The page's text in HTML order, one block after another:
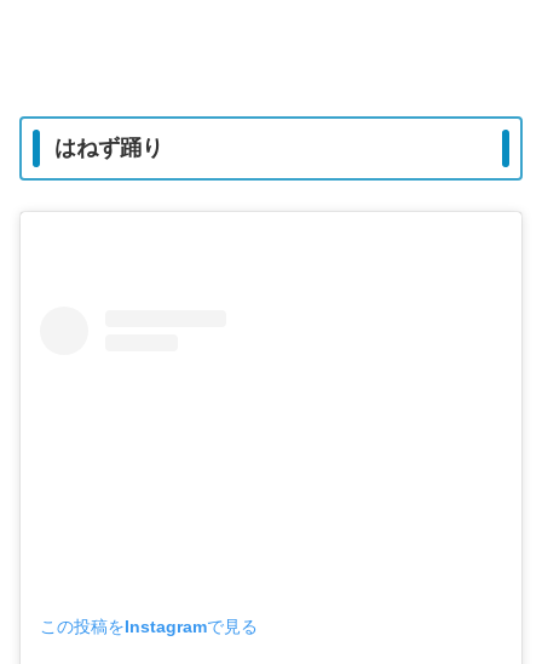
はねず踊り
この投稿をInstagramで見る